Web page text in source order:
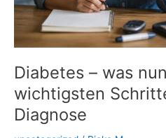
Diabetes – was
wichtigsten
Diagnose